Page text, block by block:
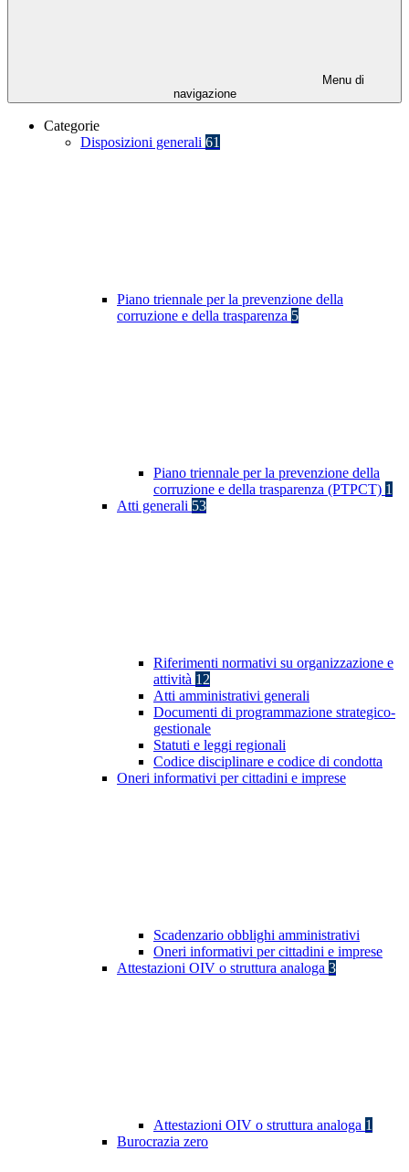
Menu di
navigazione
Categorie
Disposizioni generali 61
Piano triennale per la prevenzione della
corruzione e della trasparenza 5
Piano triennale per la prevenzione della
corruzione e della trasparenza (PTPCT) 1
Atti generali 53
Riferimenti normativi su organizzazione e
attività 12
Atti amministrativi generali
Documenti di programmazione strategico-
gestionale
Statuti e leggi regionali
Codice disciplinare e codice di condotta
Oneri informativi per cittadini e imprese
Scadenzario obblighi amministrativi
Oneri informativi per cittadini e imprese
Attestazioni OIV o struttura analoga 3
Attestazioni OIV o struttura analoga 1
Burocrazia zero